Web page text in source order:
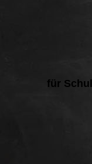
für